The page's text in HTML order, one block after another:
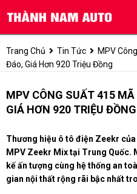
Trang Chủ Tin Tức
MPV
Đáo, Giá Hơn 920 Triệu Đồng
MPV CÔNG SUẤT 415
GIÁ HƠN 920 TRIỆU ĐỒNG
Thương hiệu ô tô điện Zeekr
MPV Zeekr Mix tại Trung Quốc.
kế ấn tượng cùng hệ thống an
gian nội thất rộng rãi bậc nhất